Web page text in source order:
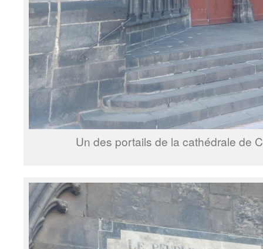
Un des portails de la cathédrale de